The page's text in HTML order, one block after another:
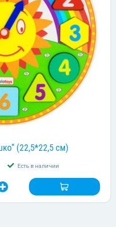
(22,5*22,5 см)
Есть в наличии